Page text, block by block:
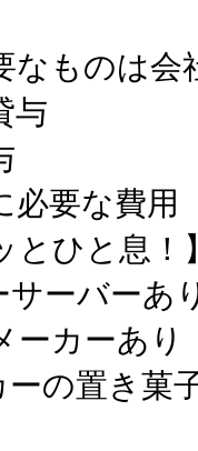
なものは
与
要な費用
とひと息！
ーバーあ
カーあり
の置き菓